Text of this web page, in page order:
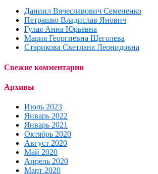
Даниил Вячеславович Семененко
Петрашко Владислав Янович
Гулая Анна Юрьевна
Мария Георгиевна Щеголева
Старикова Светлана Леонидовна
Свежие комментарии
Архивы
Июль 2023
Январь 2022
Январь 2021
Октябрь 2020
Август 2020
Май 2020
Апрель 2020
Март 2020